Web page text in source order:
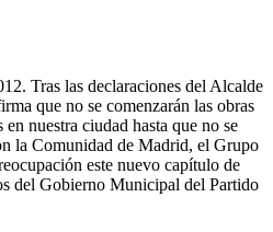
Tras las declaraciones del Alcalde
que no se comenzarán las obras
nuestra ciudad hasta que no se
la Comunidad de Madrid, el Grupo
este nuevo capítulo de
del Gobierno Municipal del Partido